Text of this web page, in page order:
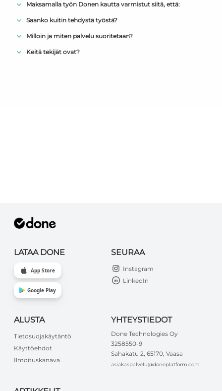
Maksamalla työn Donen kautta varmistut siitä, että:
Saanko kuitin tehdystä työstä?
Milloin ja miten palvelu suoritetaan?
Keitä tekijät ovat?
LATAA DONE
App Store
Google Play
SEURAA
Instagram
LinkedIn
ALUSTA
Tietosuojakäytäntö
Käyttöehdot
Ilmoituskanava
YHTEYSTIEDOT
Done Technologies Oy
3258550-9
Sahakatu 2, 65170, Vaasa
asiakaspalvelu@doneplatform.com